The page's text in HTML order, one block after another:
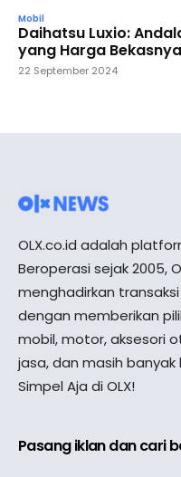
Mobil
Daihatsu Luxio:
yang Harga
22 September 2024
OLX.co.id adalah
Beroperasi sejak 2005,
menghadirkan
dengan memberikan
mobil, motor, aksesori
jasa, dan masih
Simpel Aja di OLX!
Pasang iklan dan cari